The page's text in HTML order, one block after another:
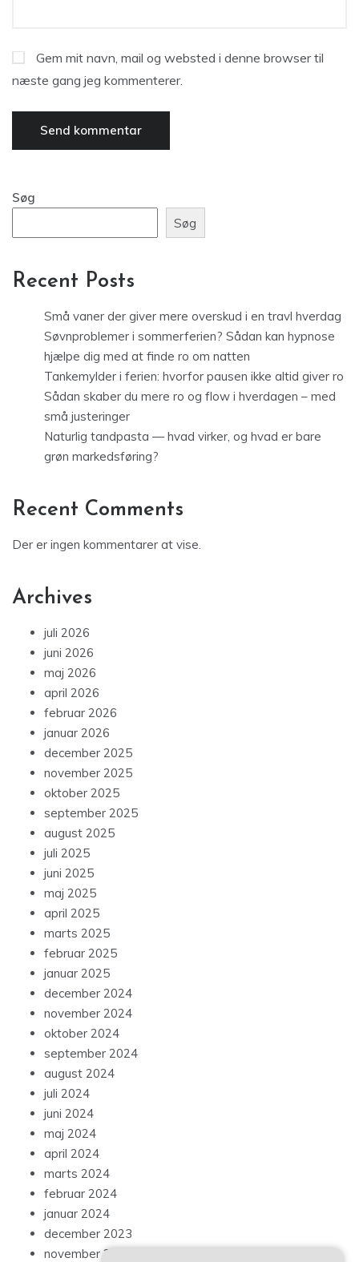
Gem mit navn, mail og websted i denne browser til
næste gang jeg kommenterer.
Søg
Søg
Recent Posts
Små vaner der giver mere overskud i en travl hverdag
Søvnproblemer i sommerferien? Sådan kan hypnose
hjælpe dig med at finde ro om natten
Tankemylder i ferien: hvorfor pausen ikke altid giver ro
Sådan skaber du mere ro og flow i hverdagen – med
små justeringer
Naturlig tandpasta — hvad virker, og hvad er bare
grøn markedsføring?
Recent Comments
Der er ingen kommentarer at vise.
Archives
juli 2026
juni 2026
maj 2026
april 2026
februar 2026
januar 2026
december 2025
november 2025
oktober 2025
september 2025
august 2025
juli 2025
juni 2025
maj 2025
april 2025
marts 2025
februar 2025
januar 2025
december 2024
november 2024
oktober 2024
september 2024
august 2024
juli 2024
juni 2024
maj 2024
april 2024
marts 2024
februar 2024
januar 2024
december 2023
november 2023